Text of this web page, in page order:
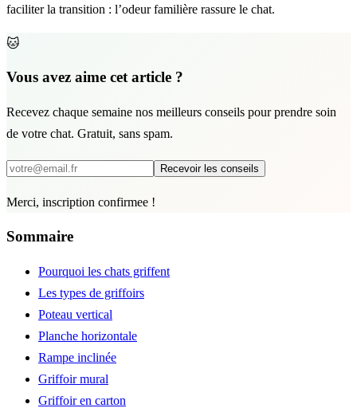
faciliter la transition : l’odeur familière rassure le chat.
🐱
Vous avez aime cet article ?
Recevez chaque semaine nos meilleurs conseils pour prendre soin
de votre chat. Gratuit, sans spam.
Recevoir les conseils
Merci, inscription confirmee !
Sommaire
Pourquoi les chats griffent
Les types de griffoirs
Poteau vertical
Planche horizontale
Rampe inclinée
Griffoir mural
Griffoir en carton